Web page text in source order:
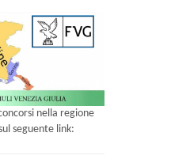
nella regione
seguente link: